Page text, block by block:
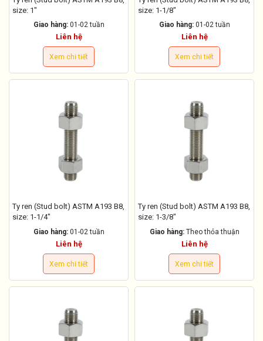
size: 1"
Giao hàng: 01-02 tuần
Liên hệ
Xem chi tiết
size: 1-1/8"
Giao hàng: 01-02 tuần
Liên hệ
Xem chi tiết
Ty ren (Stud bolt) ASTM A193 B8,
size: 1-1/4"
Giao hàng: 01-02 tuần
Liên hệ
Xem chi tiết
Ty ren (Stud bolt) ASTM A193 B8,
size: 1-3/8"
Giao hàng: Theo thỏa thuận
Liên hệ
Xem chi tiết